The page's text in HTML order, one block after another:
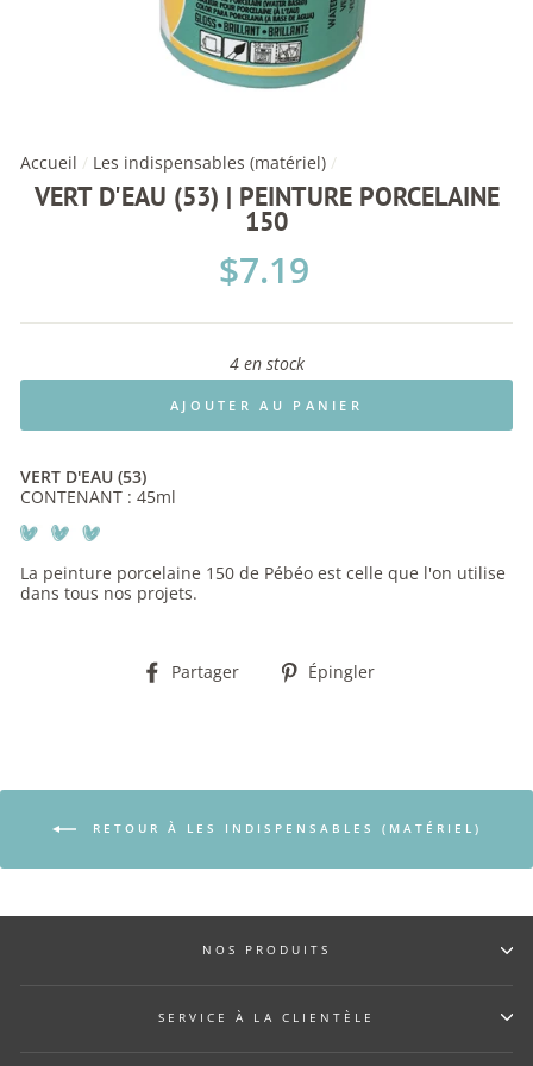
Accueil / Les indispensables (matériel) /
VERT D'EAU (53) | PEINTURE PORCELAINE
150
Prix
régulier
$7.19
4 en stock
AJOUTER AU PANIER
VERT D'EAU (53)
CONTENANT : 45ml
La peinture porcelaine 150 de Pébéo est celle que l'on utilise
dans tous nos projets.
Partager
PartagerÉpingler
RETOUR À LES INDISPENSABLES (MATÉRIEL)
NOS PRODUITS
SERVICE À LA CLIENTÈLE